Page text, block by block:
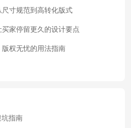
寸规范到高转化版式
家停留更久的设计要点
权无忧的用法指南
指南